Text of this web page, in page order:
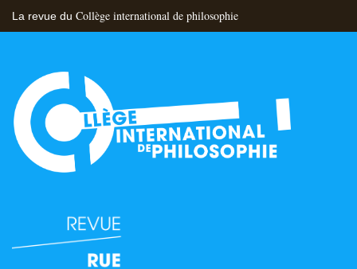
La revue du Collège international de philosophie